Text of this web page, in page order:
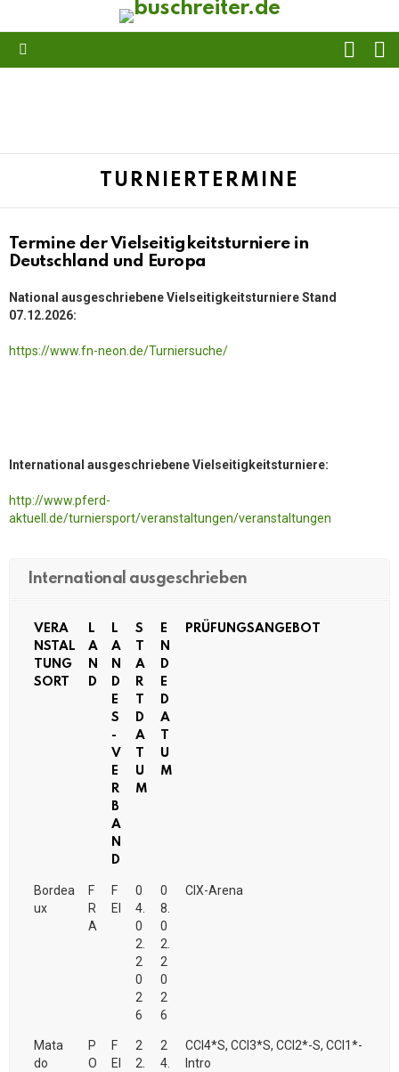
TURNIERTERMINE
Termine der Vielseitigkeitsturniere in
Deutschland und Europa
National ausgeschriebene Vielseitigkeitsturniere Stand
07.12.2026:
https://www.fn-neon.de/Turniersuche/
International ausgeschriebene Vielseitigkeitsturniere:
http://www.pferd-
aktuell.de/turniersport/veranstaltungen/veranstaltungen
International ausgeschrieben
VERA
NSTAL
TUNG
SORT
L
A
N
D
L
A
N
D
E
S
-
V
E
R
B
A
N
D
S
A
R
D
A
U
M
E
N
D
E
D
A
U
M
PRÜFUNGSANGEBOT
Bordea
ux
F
R
A
F
EI
0
4.
0
2.
2
0
2
6
0
8.
0
2.
2
0
2
6
CIX-Arena
Mata
do
P
O
F
EI
2
2.
2
4.
CCI4*S, CCI3*S, CCI2*-S, CCI1*-
Intro